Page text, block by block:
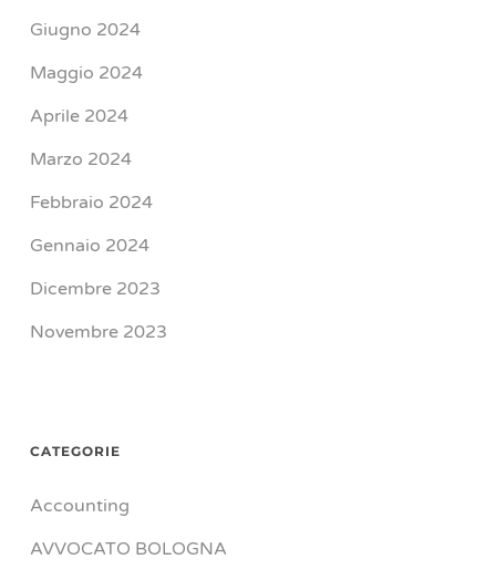
Giugno 2024
Maggio 2024
Aprile 2024
Marzo 2024
Febbraio 2024
Gennaio 2024
Dicembre 2023
Novembre 2023
CATEGORIE
Accounting
AVVOCATO BOLOGNA